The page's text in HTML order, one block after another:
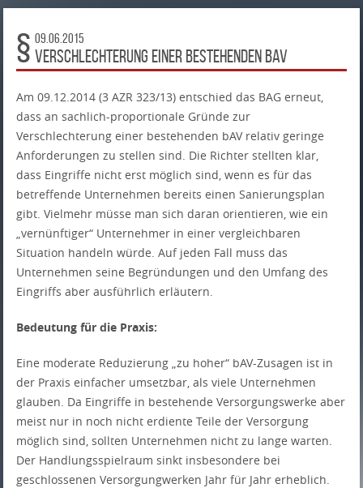
09.06.2015
Verschlechterung einer bestehenden bAV
Am 09.12.2014 (3 AZR 323/13) entschied das BAG erneut,
dass an sachlich-proportionale Gründe zur
Verschlechterung einer bestehenden bAV relativ geringe
Anforderungen zu stellen sind. Die Richter stellten klar,
dass Eingriffe nicht erst möglich sind, wenn es für das
betreffende Unternehmen bereits einen Sanierungsplan
gibt. Vielmehr müsse man sich daran orientieren, wie ein
„vernünftiger“ Unternehmer in einer vergleichbaren
Situation handeln würde. Auf jeden Fall muss das
Unternehmen seine Begründungen und den Umfang des
Eingriffs aber ausführlich erläutern.
Bedeutung für die Praxis:
Eine moderate Reduzierung „zu hoher“ bAV-Zusagen ist in
der Praxis einfacher umsetzbar, als viele Unternehmen
glauben. Da Eingriffe in bestehende Versorgungswerke aber
meist nur in noch nicht erdiente Teile der Versorgung
möglich sind, sollten Unternehmen nicht zu lange warten.
Der Handlungsspielraum sinkt insbesondere bei
geschlossenen Versorgungwerken Jahr für Jahr erheblich.